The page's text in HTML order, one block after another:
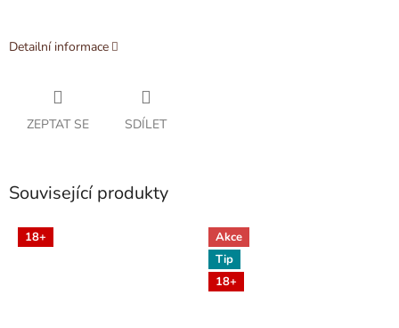
Detailní informace
ZEPTAT SE SDÍLET
Související produkty
18+
Akce
Tip
18+